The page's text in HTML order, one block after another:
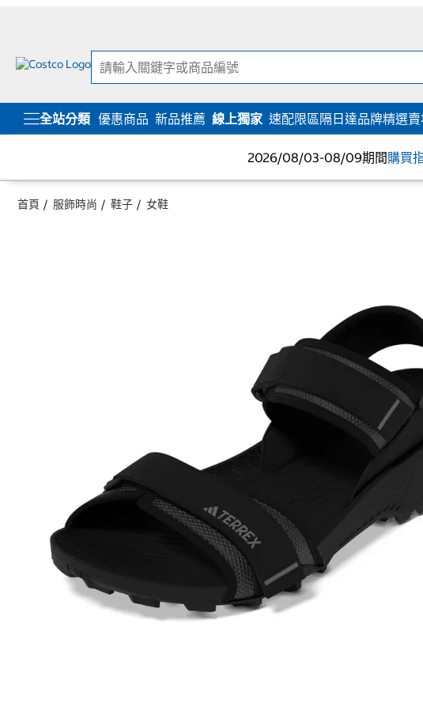
全站分類 優惠商品 新品推薦 線上獨家 速配限區隔日達品牌精選
2026/08/03-08/09期間購買
首頁 服飾時尚 鞋子 女鞋